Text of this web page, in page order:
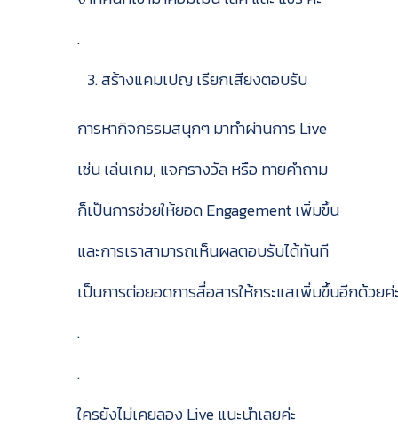
.
สร้างแคมเปญ เรียกเสียงตอบรับ
การหากิจกรรมสนุกๆ มาทำผ่านการ Live
เช่น เล่นเกม, แจกรางวัล หรือ ทายคำถาม
ก็เป็นการช่วยให้ยอด Engagement เพิ่มขึ้น
และการเราสามารถเห็นผลตอบรับได้ทันที
เป็นการต่อยอดการสื่อสารให้กระแสเพิ่มขึ้นอีกด้วยค่ะ
.
.
ใครยังไม่เคยลอง Live แนะนำเลยค่ะ